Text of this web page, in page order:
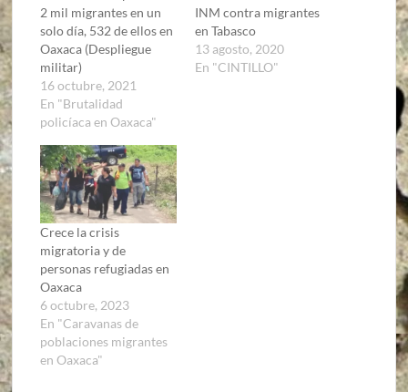
2 mil migrantes en un
solo día, 532 de ellos en
Oaxaca (Despliegue
militar)
16 octubre, 2021
En "Brutalidad
policíaca en Oaxaca"
INM contra migrantes
en Tabasco
13 agosto, 2020
En "CINTILLO"
Crece la crisis
migratoria y de
personas refugiadas en
Oaxaca
6 octubre, 2023
En "Caravanas de
poblaciones migrantes
en Oaxaca"